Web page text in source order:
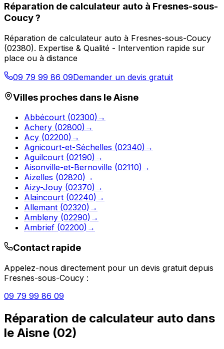
Réparation de calculateur auto à Fresnes-sous-
Coucy?
Réparation de calculateur auto à Fresnes-sous-Coucy
(02380). Expertise & Qualité - Intervention rapide sur
place ou à distance
09 79 99 86 09Demander un devis gratuit
Villes proches dans leAisne
Abbécourt (02300) →
Achery (02800) →
Acy (02200) →
Agnicourt-et-Séchelles (02340) →
Aguilcourt (02190) →
Aisonville-et-Bernoville (02110) →
Aizelles (02820) →
Aizy-Jouy (02370) →
Alaincourt (02240) →
Allemant (02320) →
Ambleny (02290) →
Ambrief (02200) →
Contact rapide
Appelez-nous directement pour un devis gratuit depuis
Fresnes-sous-Coucy :
09 79 99 86 09
Réparation de calculateur auto dans
le Aisne (02)